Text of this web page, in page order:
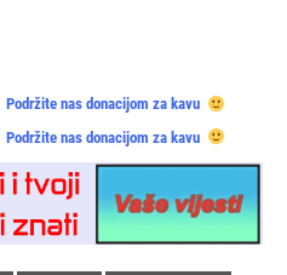
Podržite nas donacijom za kavu
Podržite nas donacijom za kavu